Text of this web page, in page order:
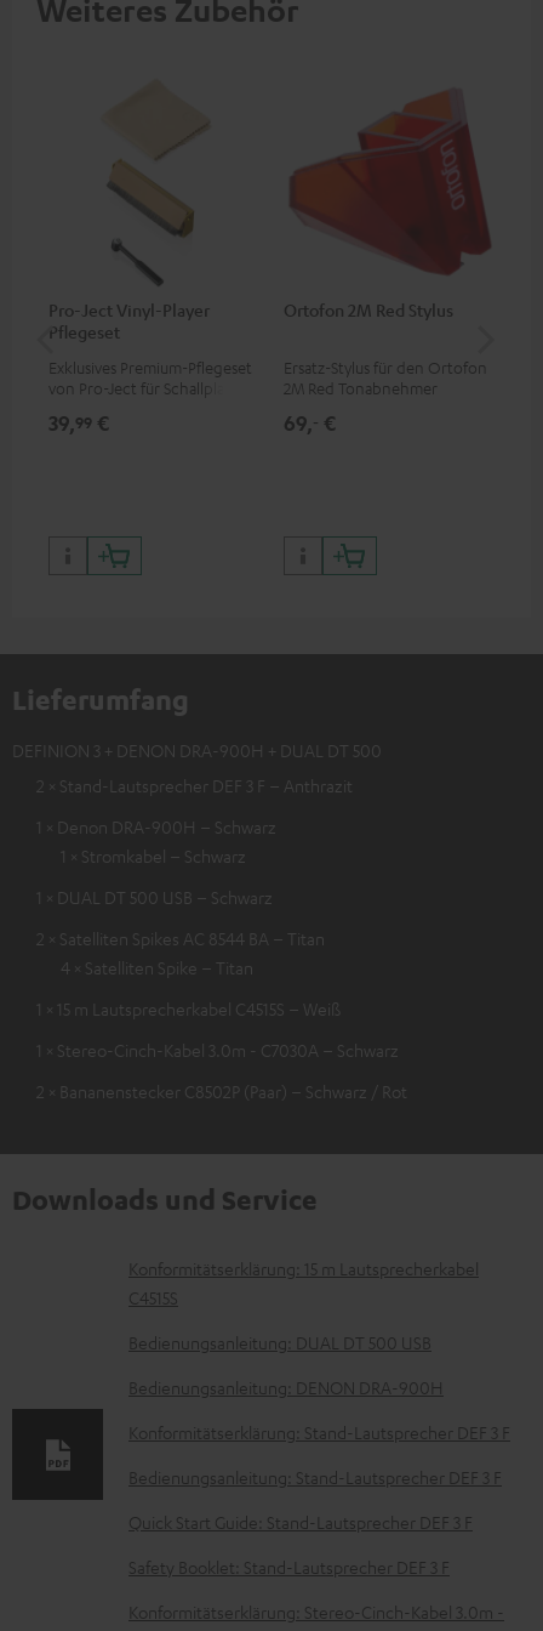
Weiteres Zubehör
Pro-Ject Vinyl-Player
Pflegeset
Exklusives Premium-Pflegeset
von Pro-Ject für Schallplatten
Webshop erhältlich
39,99 €
Ortofon 2M Red Stylus
Ersatz-Stylus für den Ortofon
2M Red Tonabnehmer
69,‐ €
Lieferumfang
DEFINION 3 + DENON DRA-900H + DUAL DT 500
2 × Stand-Lautsprecher DEF 3 F – Anthrazit
1 × Denon DRA-900H – Schwarz
1 × Stromkabel – Schwarz
1 × DUAL DT 500 USB – Schwarz
2 × Satelliten Spikes AC 8544 BA – Titan
4 × Satelliten Spike – Titan
1 × 15 m Lautsprecherkabel C4515S – Weiß
1 × Stereo-Cinch-Kabel 3.0m - C7030A – Schwarz
2 × Bananenstecker C8502P (Paar) – Schwarz / Rot
Downloads und Service
D
o
k
u
e
n
t
e
Konformitätserklärung: 15 m Lautsprecherkabel
C4515S
Bedienungsanleitung: DUAL DT 500 USB
Bedienungsanleitung: DENON DRA-900H
Konformitätserklärung: Stand-Lautsprecher DEF 3 F
Bedienungsanleitung: Stand-Lautsprecher DEF 3 F
Quick Start Guide: Stand-Lautsprecher DEF 3 F
Safety Booklet: Stand-Lautsprecher DEF 3 F
Konformitätserklärung: Stereo-Cinch-Kabel 3.0m -